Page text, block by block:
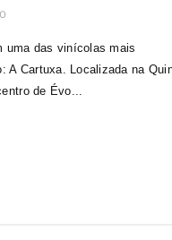
0
uma das vinícolas mais
A Cartuxa. Localizada na
de Évo...